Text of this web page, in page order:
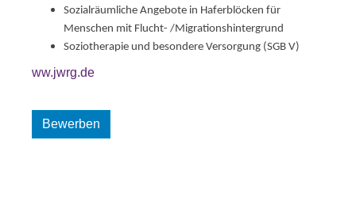
Sozialräumliche Angebote in Haferblöcken für
Menschen mit Flucht- /Migrationshintergrund
Soziotherapie und besondere Versorgung (SGB V)
ww.jwrg.de
Bewerben